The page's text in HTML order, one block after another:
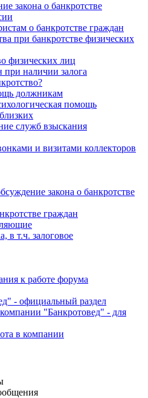
закона о банкротстве
о банкротстве граждан
при банкротстве физических
физических лиц
при наличии залога
должникам
помощь
служб взыскания
и визитами коллекторов
закона о банкротстве
граждан
в т.ч. залоговое
к работе форума
- официальный раздел
"Банкротовед" - для
в компании